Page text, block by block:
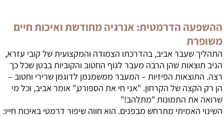
ההשפעה הדרמטית: אנרגיה מחודשת ואיכות חיים
משופרת
התהליך שעבר אביב, בהדרכתו הצמודה והמקצועית של קובי עזרא,
הניב תוצאות שהן הרבה מעבר לגוף החטוב והקוביות בבטן שכל כך
רצה. התוצאות הפיזיות – המעבר ממשמנמן לדוגמן שרירי וחטוב –
הן רק הקצה של הקרחון. "אני חי את הספורט," אומר אביב, וכל מי
שרואה את התמונות "מתלהב!"
השינוי האמיתי מתרחש מבפנים. הוא חווה שיפור דרמטי באיכות חייו: